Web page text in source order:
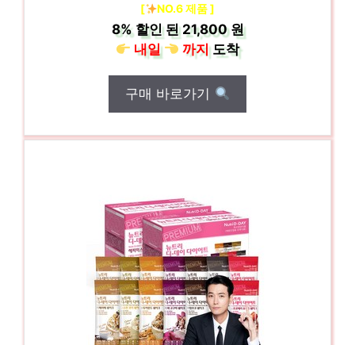
[ NO.6 제품 ]
8%할인 된21,800 원
내일
까지도착
구매 바로가기